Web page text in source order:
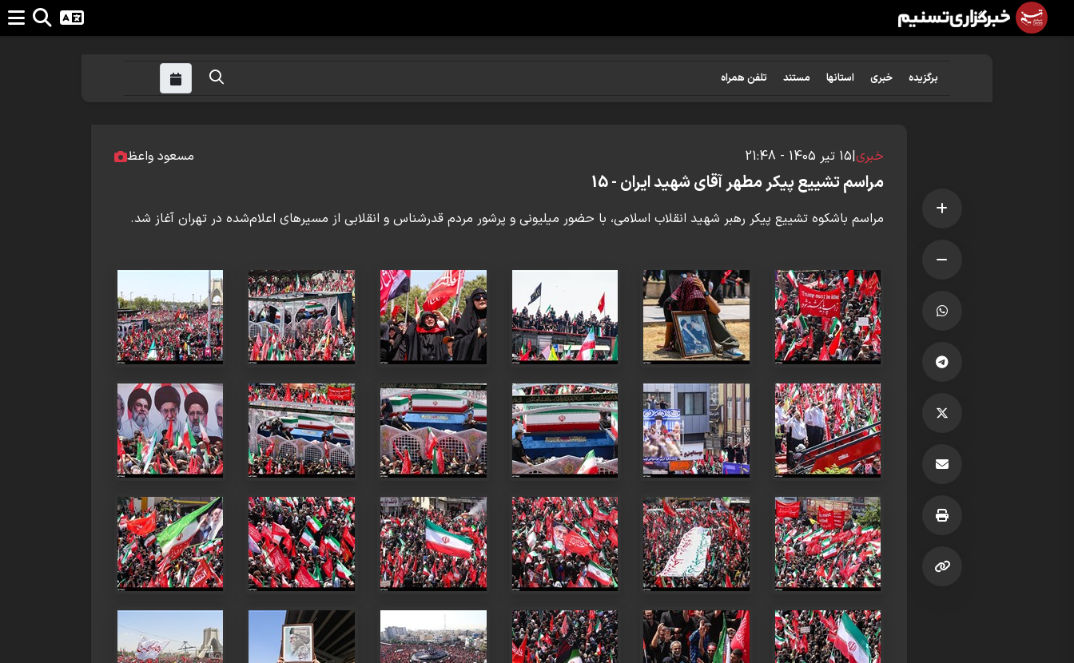
برگزیده خبری استانها مستند تلفن همراه
خبری|15 تير 1405 - 21:48 مسعود واعظ
مراسم تشییع پیکر مطهر آقای شهید ایران - 15
مراسم باشکوه تشییع پیکر رهبر شهید انقلاب اسلامی، با حضور میلیونی و پرشور مردم قدرشناس و انقلابی از مسیرهای اعلام‌شده در تهران آغاز شد.